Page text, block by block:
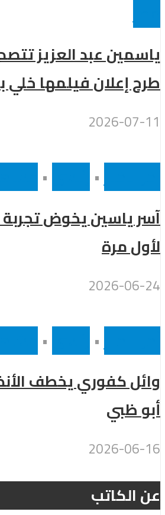
ياسمين عبد العزيز
طرح إعلان فيلمها
2026-07-11
•
•
آسر ياسين يخوض تجربة
لأول مرة
2026-06-24
•
•
وائل كفوري يخطف
أبو ظبي
2026-06-16
عن الكاتب